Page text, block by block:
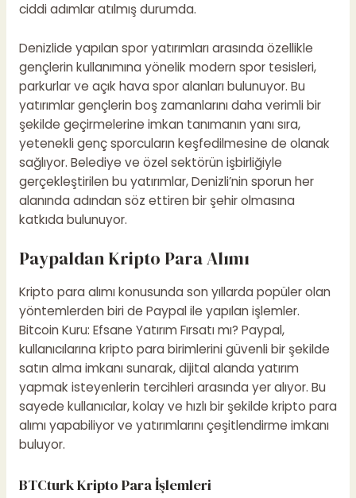
ciddi adımlar atılmış durumda.
Denizlide yapılan spor yatırımları arasında özellikle
gençlerin kullanımına yönelik modern spor tesisleri,
parkurlar ve açık hava spor alanları bulunuyor. Bu
yatırımlar gençlerin boş zamanlarını daha verimli bir
şekilde geçirmelerine imkan tanımanın yanı sıra,
yetenekli genç sporcuların keşfedilmesine de olanak
sağlıyor. Belediye ve özel sektörün işbirliğiyle
gerçekleştirilen bu yatırımlar, Denizli’nin sporun her
alanında adından söz ettiren bir şehir olmasına
katkıda bulunuyor.
Paypaldan Kripto Para Alımı
Kripto para alımı konusunda son yıllarda popüler olan
yöntemlerden biri de Paypal ile yapılan işlemler.
Bitcoin Kuru: Efsane Yatırım Fırsatı mı? Paypal,
kullanıcılarına kripto para birimlerini güvenli bir şekilde
satın alma imkanı sunarak, dijital alanda yatırım
yapmak isteyenlerin tercihleri arasında yer alıyor. Bu
sayede kullanıcılar, kolay ve hızlı bir şekilde kripto para
alımı yapabiliyor ve yatırımlarını çeşitlendirme imkanı
buluyor.
BTCturk Kripto Para İşlemleri